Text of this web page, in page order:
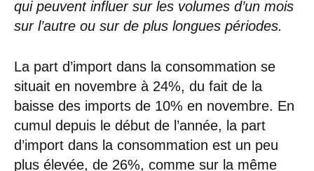
qui peuvent influer sur les volumes d’un mois
sur l’autre ou sur de plus longues périodes.
La part d’import dans la consommation se
situait en novembre à 24%, du fait de la
baisse des imports de 10% en novembre. En
cumul depuis le début de l’année, la part
d’import dans la consommation est un peu
plus élevée, de 26%, comme sur la même